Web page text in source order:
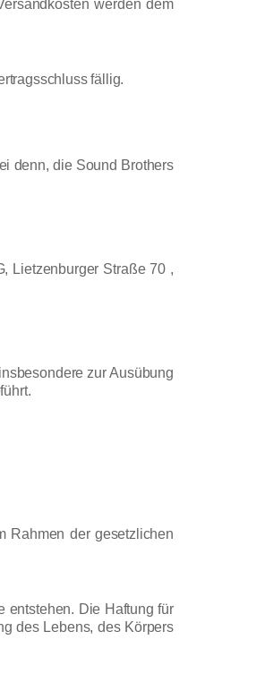
werden dem
fällig.
denn, die Sound Brothers
Lietzenburger Straße 70 ,
zur Ausübung
Rahmen der gesetzlichen
entstehen. Die Haftung für
des Lebens, des Körpers